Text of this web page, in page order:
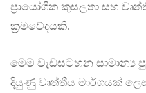
ප්‍රායෝගික කුසලතා සහ
ක්‍රමවේදයකි.
මෙම වැඩසටහන සාමාන්‍ය
දියුණු වෘත්තීය මාර්ගයක්